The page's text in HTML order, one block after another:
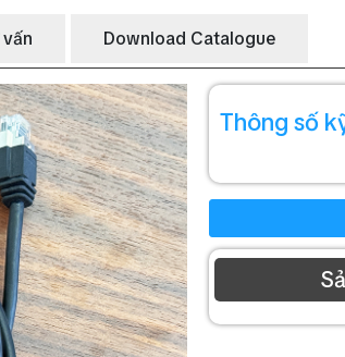
Download Catalogue
Thông số